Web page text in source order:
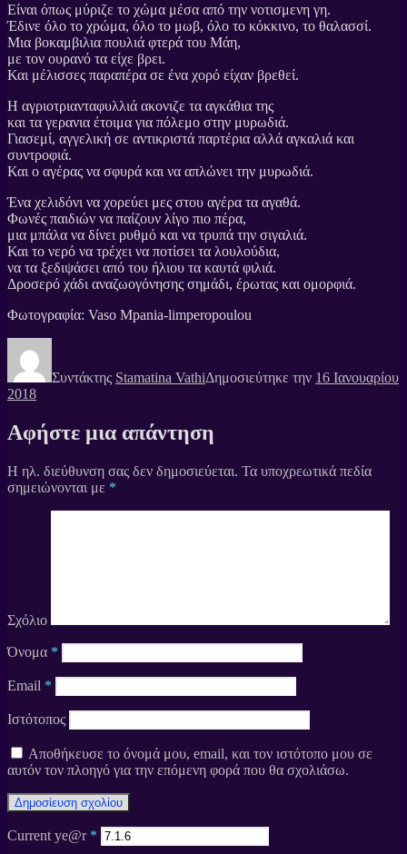
Είναι όπως μύριζε το χώμα μέσα από την νοτισμενη γη.
Έδινε όλο το χρώμα, όλο το μωβ, όλο το κόκκινο, το θαλασσί.
Μια βοκαμβιλια πουλιά φτερά του Μάη,
με τον ουρανό τα είχε βρει.
Και μέλισσες παραπέρα σε ένα χορό είχαν βρεθεί.
Η αγριοτριανταφυλλιά ακονιζε τα αγκάθια της
και τα γερανια έτοιμα για πόλεμο στην μυρωδιά.
Γιασεμί, αγγελική σε αντικριστά παρτέρια αλλά αγκαλιά και
συντροφιά.
Και ο αγέρας να σφυρά και να απλώνει την μυρωδιά.
Ένα χελιδόνι να χορεύει μες στου αγέρα τα αγαθά.
Φωνές παιδιών να παίζουν λίγο πιο πέρα,
μια μπάλα να δίνει ρυθμό και να τρυπά την σιγαλιά.
Και το νερό να τρέχει να ποτίσει τα λουλούδια,
να τα ξεδιψάσει από του ήλιου τα καυτά φιλιά.
Δροσερό χάδι αναζωογόνησης σημάδι, έρωτας και ομορφιά.
Φωτογραφία: Vaso Mpania-limperopoulou
Συντάκτης Stamatina VathiΔημοσιεύτηκε την 16 Ιανουαρίου
2018
Αφήστε μια απάντηση
Η ηλ. διεύθυνση σας δεν δημοσιεύεται. Τα υποχρεωτικά πεδία
σημειώνονται με *
Σχόλιο
Όνομα *
Email *
Ιστότοπος
Αποθήκευσε το όνομά μου, email, και τον ιστότοπο μου σε
αυτόν τον πλοηγό για την επόμενη φορά που θα σχολιάσω.
Current ye@r *